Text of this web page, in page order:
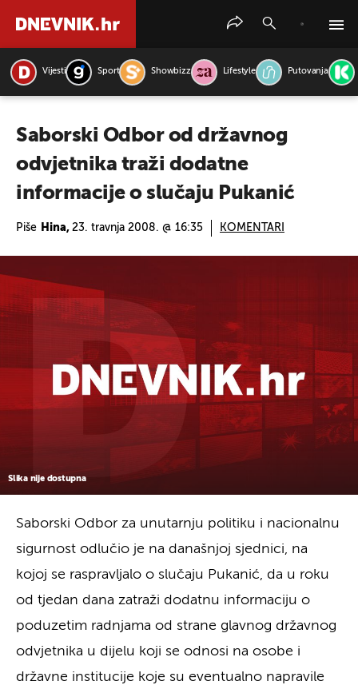
Vijesti Sport Showbizz Lifestyle Putovanja
Saborski Odbor od državnog
odvjetnika traži dodatne
informacije o slučaju Pukanić
Piše Hina, 23. travnja 2008. @ 16:35 KOMENTARI
Slika nije dostupna
Saborski Odbor za unutarnju politiku i nacionalnu
sigurnost odlučio je na današnjoj sjednici, na
kojoj se raspravljalo o slučaju Pukanić, da u roku
od tjedan dana zatraži dodatnu informaciju o
poduzetim radnjama od strane glavnog državnog
odvjetnika u dijelu koji se odnosi na osobe i
državne institucije koje su eventualno napravile
PRETRAŽITE VIJESTI